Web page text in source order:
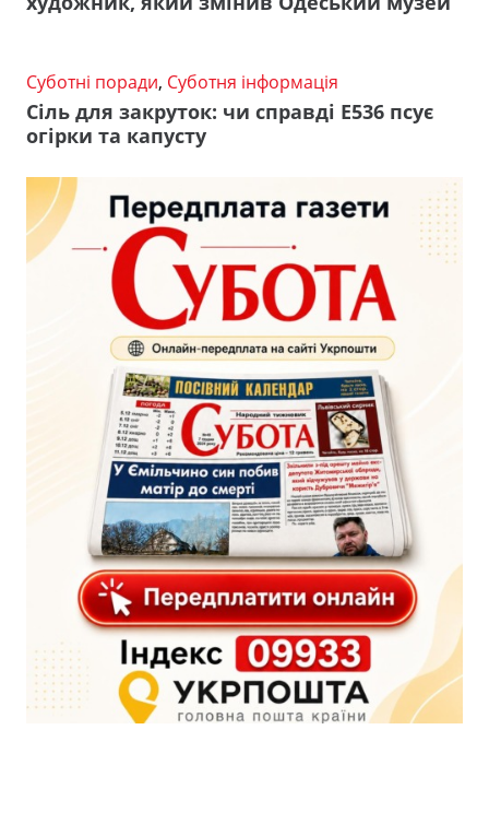
Суботні поради, Суботня інформація
Сіль для закруток: чи справді Е536 псує
огірки та капусту